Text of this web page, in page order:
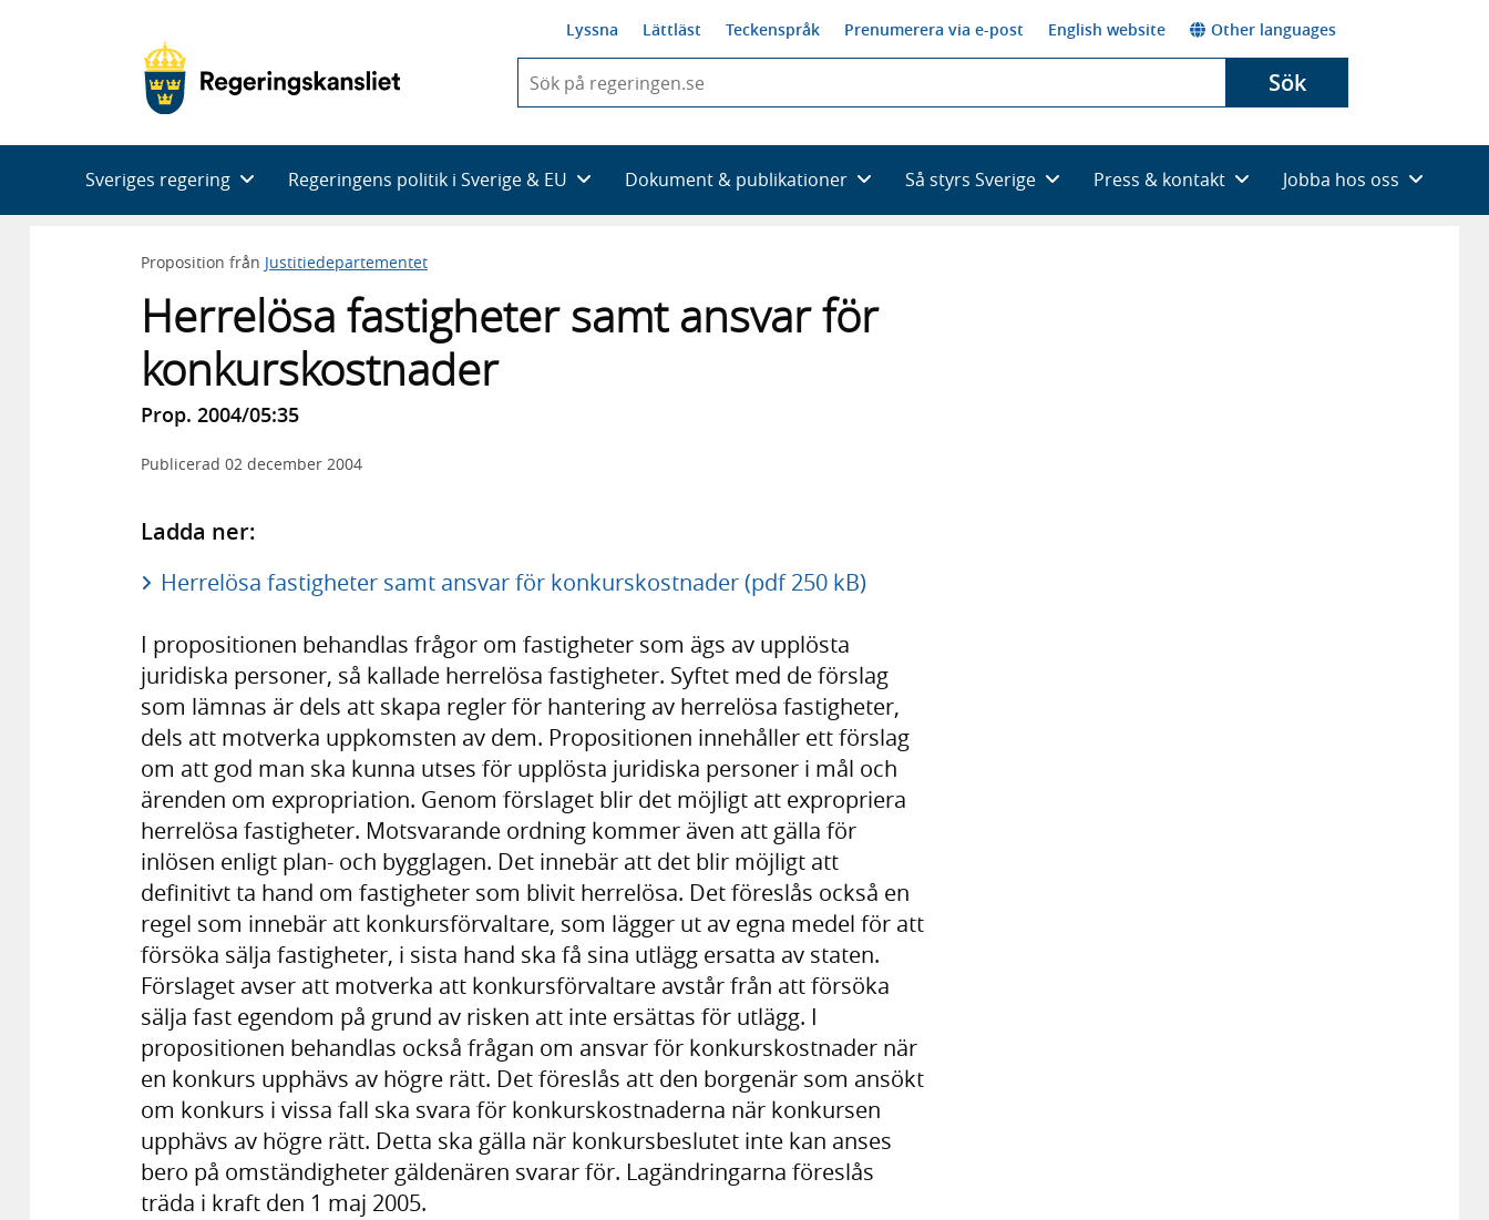
Lyssna Lättläst Teckenspråk Prenumerera via e-post English website Other languages
du
skriva
framträder
en
Sök
Sveriges regering Regeringens politik i Sverige & EU Dokument & publikationer Så styrs Sverige Press & kontakt Jobba hos oss
Proposition från Justitiedepartementet
Herrelösa fastigheter samt ansvar för
konkurskostnader
Prop. 2004/05:35
Publicerad 02 december 2004
Ladda ner:
Herrelösa fastigheter samt ansvar för konkurskostnader (pdf 250 kB)
I propositionen behandlas frågor om fastigheter som ägs av upplösta
juridiska personer, så kallade herrelösa fastigheter. Syftet med de förslag
som lämnas är dels att skapa regler för hantering av herrelösa fastigheter,
dels att motverka uppkomsten av dem. Propositionen innehåller ett förslag
om att god man ska kunna utses för upplösta juridiska personer i mål och
ärenden om expropriation. Genom förslaget blir det möjligt att expropriera
herrelösa fastigheter. Motsvarande ordning kommer även att gälla för
inlösen enligt plan- och bygglagen. Det innebär att det blir möjligt att
definitivt ta hand om fastigheter som blivit herrelösa. Det föreslås också en
regel som innebär att konkursförvaltare, som lägger ut av egna medel för att
försöka sälja fastigheter, i sista hand ska få sina utlägg ersatta av staten.
Förslaget avser att motverka att konkursförvaltare avstår från att försöka
sälja fast egendom på grund av risken att inte ersättas för utlägg. I
propositionen behandlas också frågan om ansvar för konkurskostnader när
en konkurs upphävs av högre rätt. Det föreslås att den borgenär som ansökt
om konkurs i vissa fall ska svara för konkurskostnaderna när konkursen
upphävs av högre rätt. Detta ska gälla när konkursbeslutet inte kan anses
bero på omständigheter gäldenären svarar för. Lagändringarna föreslås
träda i kraft den 1 maj 2005.